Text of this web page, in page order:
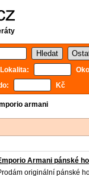
Lokalita:
Kč
armani
Armani pánské
originální pánské